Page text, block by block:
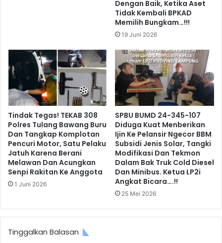
Dengan Baik, Ketika Aset
Tidak Kembali BPKAD
Memilih Bungkam…!!!
19 Juni 2026
Tindak Tegas! TEKAB 308
Polres Tulang Bawang Buru
Dan Tangkap Komplotan
Pencuri Motor, Satu Pelaku
Jatuh Karena Berani
Melawan Dan Acungkan
Senpi Rakitan Ke Anggota
1 Juni 2026
SPBU BUMD 24-345-107
Diduga Kuat Menberikan
Ijin Ke Pelansir Ngecor BBM
Subsidi Jenis Solar, Tangki
Modifikasi Dan Tekmon
Dalam Bak Truk Cold Diesel
Dan Minibus. Ketua LP2i
Angkat Bicara….!!
25 Mei 2026
Tinggalkan Balasan